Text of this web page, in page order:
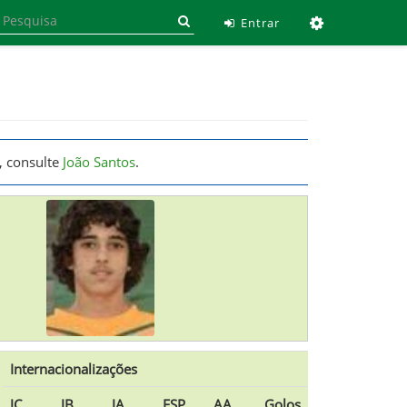
Entrar
consulte João Santos.
Internacionalizações